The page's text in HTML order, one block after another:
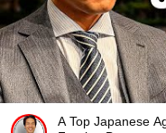
A Top Japanese